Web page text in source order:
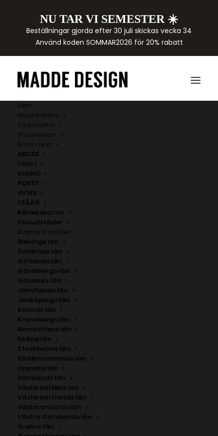
NU TAR VI SEMESTER ☀️
Beställningar gjorda efter 30 juli skickas vecka 34
Använd koden SOMMAR2026 för 20% rabatt
Hem
Musikposters
Stjärnkartor
Stadskartor
Stad i text
ABCDE
FGHIJ
KLMNO
PQRST
UVWX
YZÅÄÖ
Kärlekskartor
Huvudstäder
Svenska städer
Blekinge län
Dalarnas län
Gotlands län
Gävleborgs län
Hallands län
Jämtlands län
Jönköpings län
Kalmar län
Kronobergs län
Norrbottens län
Skåne län
Stockholms län
Södermanlands län
Uppsala län
Vämlands län
Västerbottens län
Västernorrlands län
Västmanlands län
Västra Götalands län
Örebro län